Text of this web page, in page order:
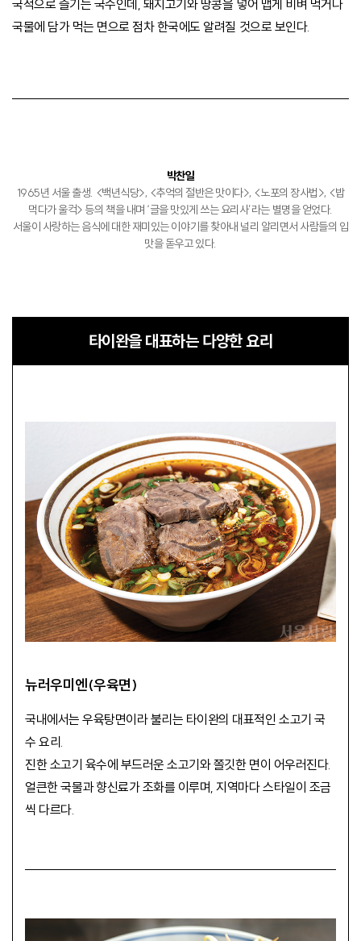
국적으로 즐기는 국수인데, 돼지고기와 땅콩을 넣어 맵게 비벼 먹거나
국물에 담가 먹는 면으로 점차 한국에도 알려질 것으로 보인다.
박찬일
1965년 서울 출생. <백년식당>, <추억의 절반은 맛이다>, <노포의 장사법>, <밥
먹다가 울컥> 등의 책을 내며 ‘글을 맛있게 쓰는 요리사’라는 별명을 얻었다.
서울이 사랑하는 음식에 대한 재미있는 이야기를 찾아내 널리 알리면서 사람들의 입
맛을 돋우고 있다.
타이완을 대표하는 다양한 요리
뉴러우미엔(우육면)
국내에서는 우육탕면이라 불리는 타이완의 대표적인 소고기 국
수 요리.
진한 소고기 육수에 부드러운 소고기와 쫄깃한 면이 어우러진다.
얼큰한 국물과 향신료가 조화를 이루며, 지역마다 스타일이 조금
씩 다르다.